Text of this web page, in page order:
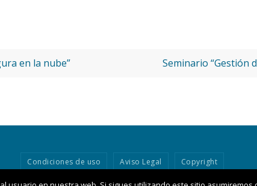
en la nube” Seminario “Gestión
Condiciones de uso Aviso Legal Copyright